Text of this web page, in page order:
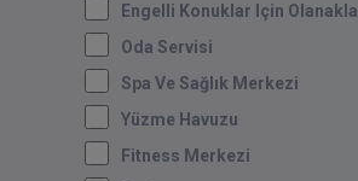
Engelli Konuklar Için Olanakla
Oda Servisi
Spa Ve Sağlık Merkezi
Yüzme Havuzu
Fitness Merkezi